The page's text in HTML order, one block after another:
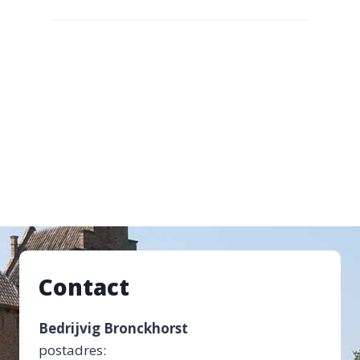
Contact
Bedrijvig Bronckhorst
postadres: